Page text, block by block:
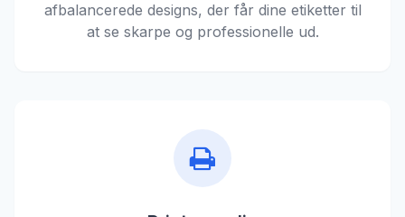
afbalancerede designs, der får dine etiketter til
at se skarpe og professionelle ud.